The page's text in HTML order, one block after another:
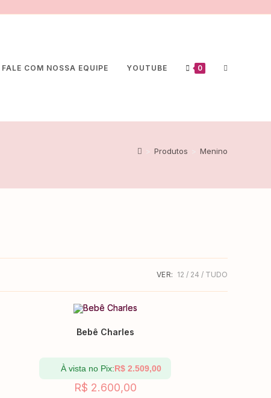
FALE COM NOSSA EQUIPE YOUTUBE 0
Produtos Menino
VER: 12 24 TUDO
Bebê Charles
À vista no Pix:R$ 2.509,00
R$ 2.600,00